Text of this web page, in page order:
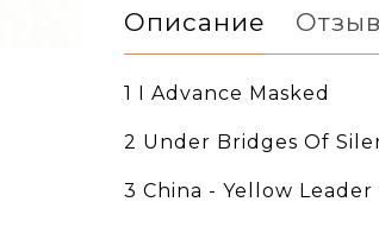
Описание
1 I Advance Masked
2 Under Bridges Of
3 China - Yellow Leader